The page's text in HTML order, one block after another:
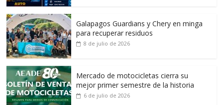
Galapagos Guardians y Chery en minga
para recuperar residuos
8 de julio de 2026
Mercado de motocicletas cierra su
mejor primer semestre de la historia
6 de julio de 2026